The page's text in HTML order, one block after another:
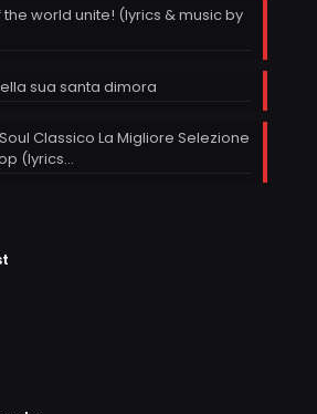
world unite! (lyrics & music by
sua santa dimora
Soul Classico La Migliore Selezione
(lyrics…